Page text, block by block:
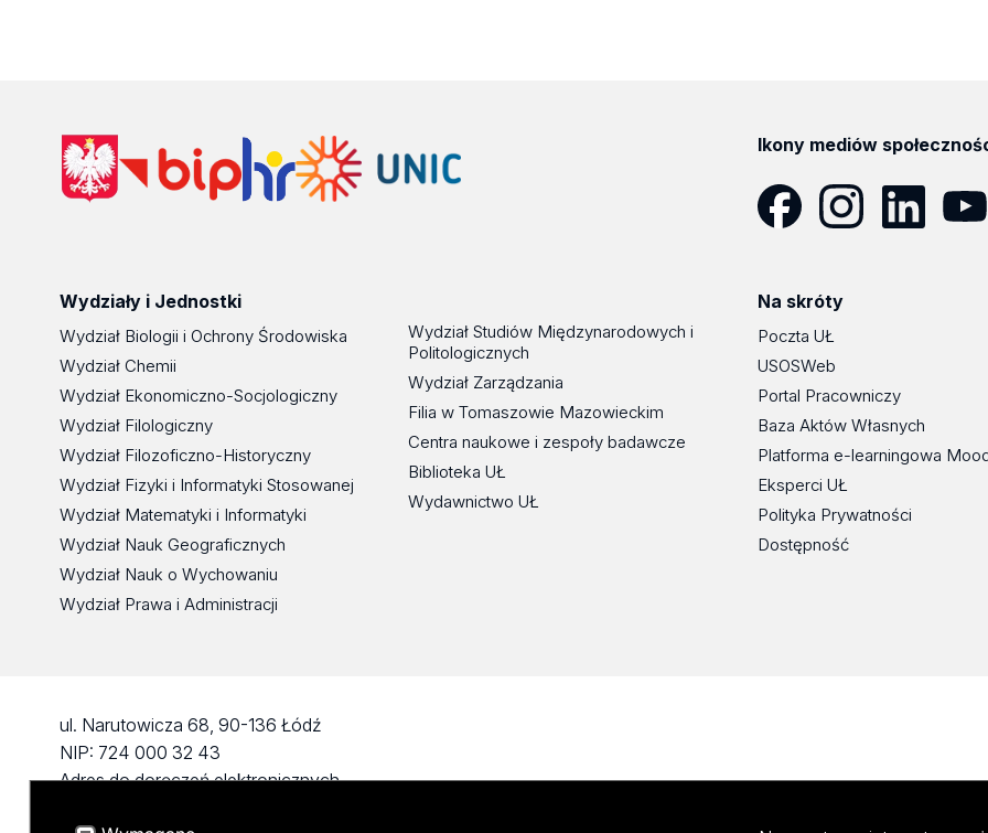
Ikony mediów
Wydziały i Jednostki
Wydział Biologii i Ochrony Środowiska
Wydział Chemii
Wydział Ekonomiczno-Socjologiczny
Wydział Filologiczny
Wydział Filozoficzno-Historyczny
Wydział Fizyki i Informatyki Stosowanej
Wydział Matematyki i Informatyki
Wydział Nauk Geograficznych
Wydział Nauk o Wychowaniu
Wydział Prawa i Administracji
Wydział Studiów Międzynarodowych i
Politologicznych
Wydział Zarządzania
Filia w Tomaszowie Mazowieckim
Centra naukowe i zespoły badawcze
Biblioteka UŁ
Wydawnictwo UŁ
Na skróty
Poczta UŁ
USOSWeb
Portal Pracowniczy
Baza Aktów Własnych
Platforma e-learningowa
Eksperci UŁ
Polityka Prywatności
Dostępność
ul. Narutowicza 68, 90-136 Łódź
NIP: 724 000 32 43
Adres do doręczeń elektronicznych